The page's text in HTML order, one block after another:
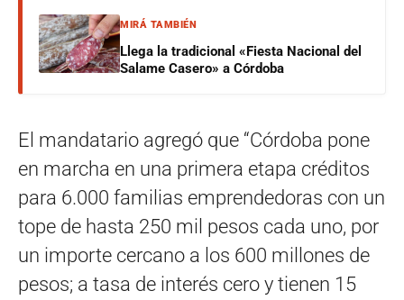
MIRÁ TAMBIÉN
Llega la tradicional «Fiesta Nacional del
Salame Casero» a Córdoba
El mandatario agregó que “Córdoba pone
en marcha en una primera etapa créditos
para 6.000 familias emprendedoras con un
tope de hasta 250 mil pesos cada uno, por
un importe cercano a los 600 millones de
pesos; a tasa de interés cero y tienen 15